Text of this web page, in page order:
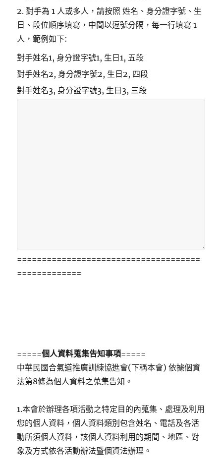
2. 對手為 1 人或多人，請按照 姓名、身分證字號、生
日、段位順序填寫，中間以逗號分隔，每一行填寫 1
人，範例如下:
對手姓名1, 身分證字號1, 生日1, 五段
對手姓名2, 身分證字號2, 生日2, 四段
對手姓名3, 身分證字號3, 生日3, 三段
=====================================
=============
=====個人資料蒐集告知事項=====
中華民國合氣道推廣訓練協進會(下稱本會) 依據個資
法第8條為個人資料之蒐集告知。
1.本會於辦理各項活動之特定目的內蒐集、處理及利用
您的個人資料，個人資料類別包含姓名、電話及各活
動所須個人資料，該個人資料利用的期間、地區、對
象及方式依各活動辦法暨個資法辦理。